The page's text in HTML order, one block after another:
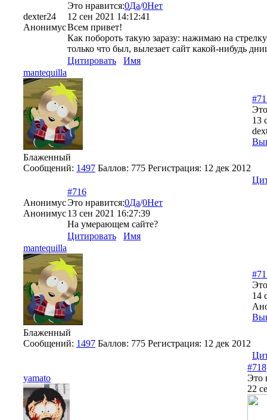
dexter24
Анонимус
Это нравится:0Да/0Нет
12 сен 2021 14:12:41
Всем привет!
Как побороть такую заразу: нажимаю на
только что был, вылезает сайт какой-нибудь
Цитировать
Имя
mantequilla
Блаженный
Сообщений: 1497 Баллов: 775 Регистрация: 12 дек 2012
13
Анонимус
Анонимус
#716
Это нравится:0Да/0Нет
13 сен 2021 16:27:39
На умерающем сайте?
Цитировать
Имя
mantequilla
Блаженный
Сообщений: 1497 Баллов: 775 Регистрация: 12 дек 2012
14
yamato
#718
Это
22